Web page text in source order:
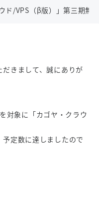
ド/VPS（β版）」第三期無
きまして、誠にありが
対象に「カゴヤ・クラウ
定数に達しましたので